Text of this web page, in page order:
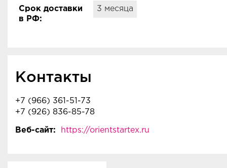
Срок доставки
в РФ:
3 месяца
Контакты
+7 (966) 361-51-73
+7 (926) 836-85-78
Веб-сайт: https://orientstartex.ru